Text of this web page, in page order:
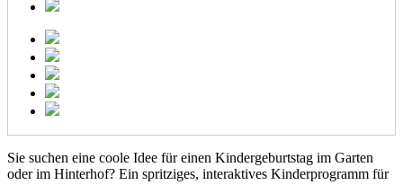
Sie suchen eine coole Idee für einen Kindergeburtstag im Garten
oder im Hinterhof? Ein spritziges, interaktives Kinderprogramm für